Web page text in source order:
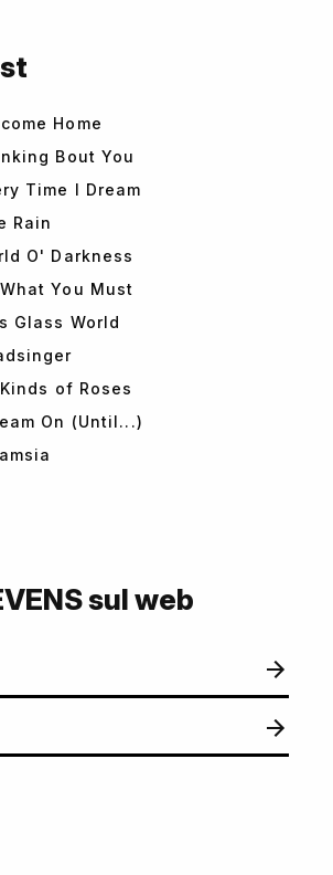
Home
Bout You
Time I Dream
Rain
O' Darkness
You Must
Glass World
of Roses
On (Until...)
sul web